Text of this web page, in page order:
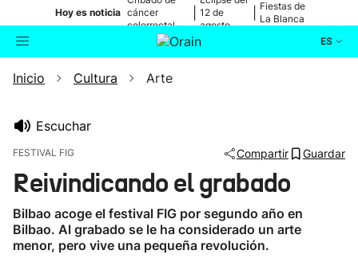
Hoy es noticia cáncer
colorrectal
12 de
agosto
Fiestas de
La Blanca
ES
Buscador Actualidad
Ikusmiran
Eguraldia
Inicio Cultura Arte
Escuchar
FESTIVAL FIG Compartir Guardar
Reivindicando el grabado
Bilbao acoge el festival FIG por segundo año en
Bilbao. Al grabado se le ha considerado un arte
menor, pero vive una pequeña revolución.